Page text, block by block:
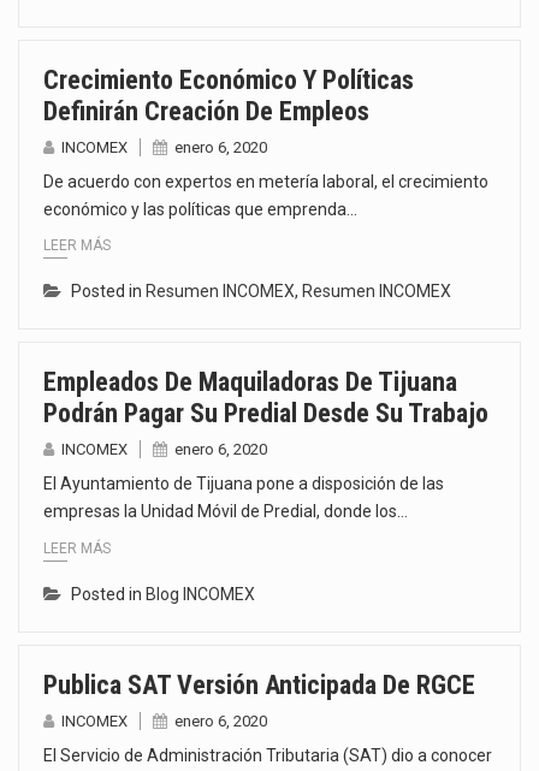
Crecimiento Económico Y Políticas
Definirán Creación De Empleos
INCOMEX enero 6, 2020
De acuerdo con expertos en metería laboral, el crecimiento
económico y las políticas que emprenda…
LEER MÁS
Posted in Resumen INCOMEX, Resumen INCOMEX
Empleados De Maquiladoras De Tijuana
Podrán Pagar Su Predial Desde Su Trabajo
INCOMEX enero 6, 2020
El Ayuntamiento de Tijuana pone a disposición de las
empresas la Unidad Móvil de Predial, donde los…
LEER MÁS
Posted in Blog INCOMEX
Publica SAT Versión Anticipada De RGCE
INCOMEX enero 6, 2020
El Servicio de Administración Tributaria (SAT) dio a conocer